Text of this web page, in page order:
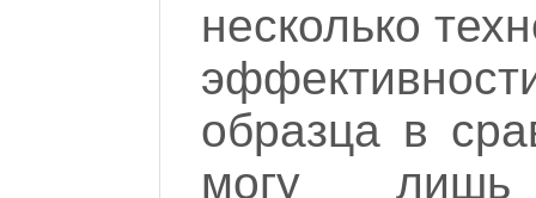
несколько
образца в
могу лишь